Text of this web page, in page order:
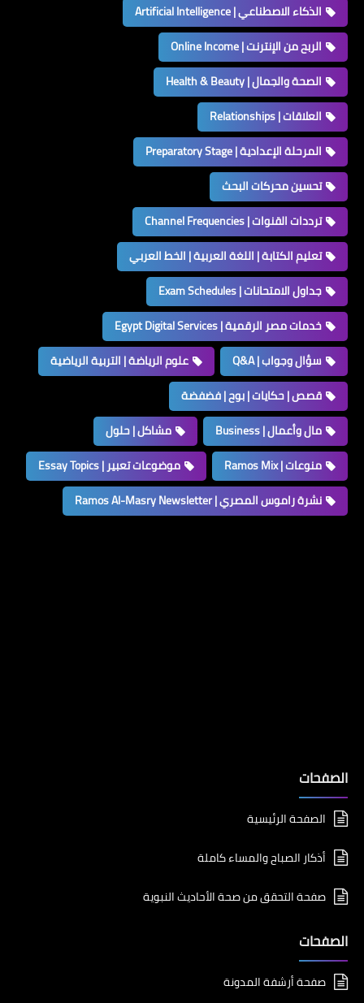
الذكاء الاصطناعي | Artificial Intelligence
الربح من الإنترنت | Online Income
الصحة والجمال | Health & Beauty
العلاقات | Relationships
المرحلة الإعدادية | Preparatory Stage
تحسين محركات البحث
ترددات القنوات | Channel Frequencies
تعليم الكتابة | اللغة العربية | الخط العربي
جداول الامتحانات | Exam Schedules
خدمات مصر الرقمية | Egypt Digital Services
سؤال وجواب | Q&A
علوم الرياضة | التربية الرياضية
قصص | حكايات | بوح | فضفضة
مال وأعمال | Business
مشاكل | حلول
منوعات | Ramos Mix
موضوعات تعبير | Essay Topics
نشرة راموس المصري | Ramos Al-Masry Newsletter
الصفحات
الصفحة الرئيسية
أذكار الصباح والمساء كاملة
صفحة التحقق من صحة الأحاديث النبوية
الصفحات
صفحة أرشفة المدونة